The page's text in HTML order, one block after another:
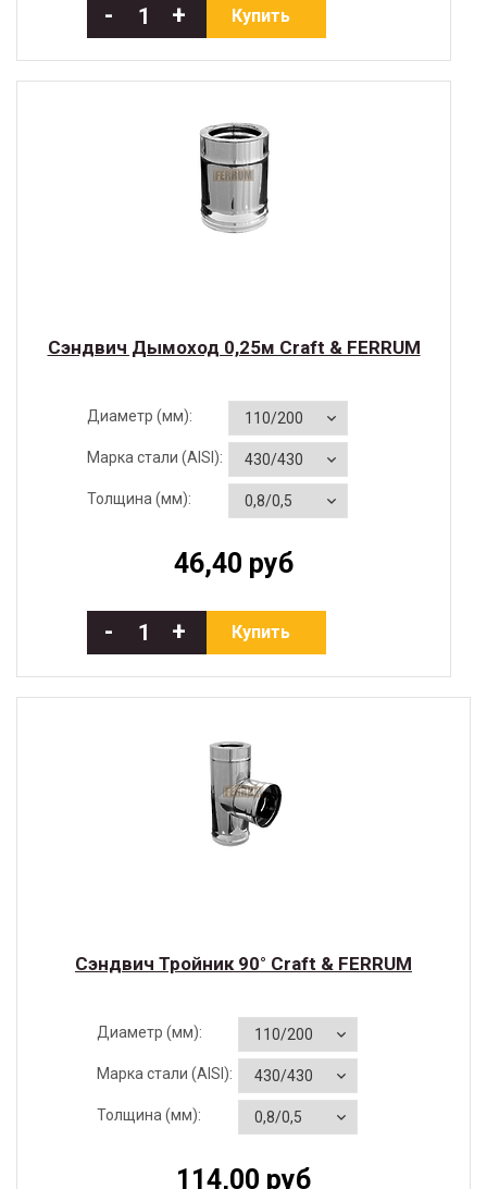
- + Купить
Cэндвич Дымоход 0,25м Craft & FERRUM
Диаметр (мм):
Марка стали (AISI):
Толщина (мм):
46,40 руб
- + Купить
Сэндвич Тройник 90° Craft & FERRUM
Диаметр (мм):
Марка стали (AISI):
Толщина (мм):
114,00 руб